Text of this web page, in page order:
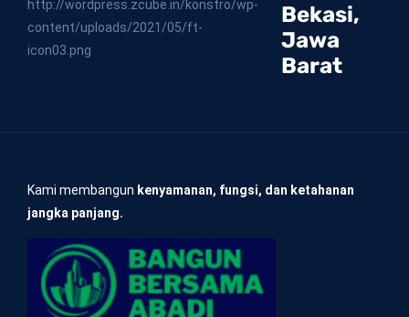
Bekasi,
Jawa
Barat
Kami membangun kenyamanan, fungsi, dan ketahanan
jangka panjang.